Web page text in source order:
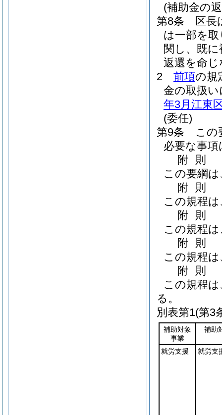
(補助金の
第8条
区長
は一部を
関し、既
返還を命
2
前項の規
金の取扱
年3月江東
(委任)
第9条
この
必要な事
附 則
この要綱
附 則
この規程
附 則
この規程
附 則
この規程
附 則
この規程
る。
別表第1(第3
補助対象
事業
補助
就労支援 就労支